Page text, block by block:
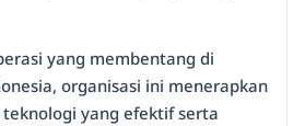
yang membentang di
organisasi ini menerapkan
yang efektif serta